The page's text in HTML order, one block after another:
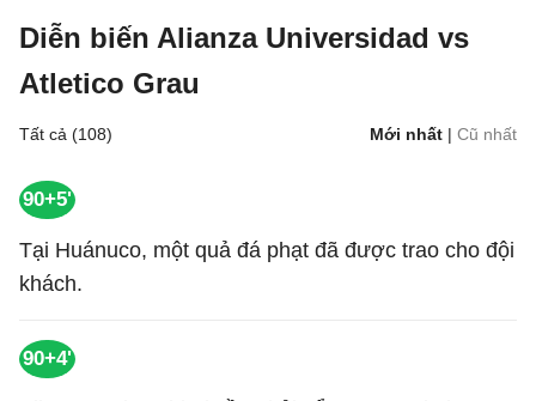
Diễn biến Alianza Universidad vs
Atletico Grau
Tất cả (108) Mới nhất | Cũ nhất
90+5'
Tại Huánuco, một quả đá phạt đã được trao cho đội
khách.
90+4'